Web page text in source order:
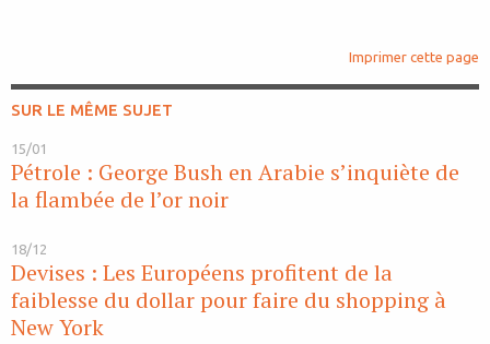
Imprimer cette page
SUR LE MÊME SUJET
15/01
Pétrole : George Bush en Arabie s’inquiète de
la flambée de l’or noir
18/12
Devises : Les Européens profitent de la
faiblesse du dollar pour faire du shopping à
New York